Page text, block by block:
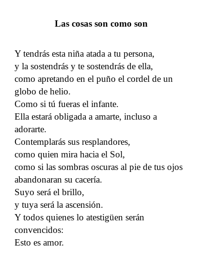
Las cosas son como son
Y tendrás esta niña atada a tu persona,
y la sostendrás y te sostendrás de ella,
como apretando en el puño el cordel de un
globo de helio.
Como si tú fueras el infante.
Ella estará obligada a amarte, incluso a
adorarte.
Contemplarás sus resplandores,
como quien mira hacia el Sol,
como si las sombras oscuras al pie de tus ojos
abandonaran su cacería.
Suyo será el brillo,
y tuya será la ascensión.
Y todos quienes lo atestigüen serán
convencidos:
Esto es amor.